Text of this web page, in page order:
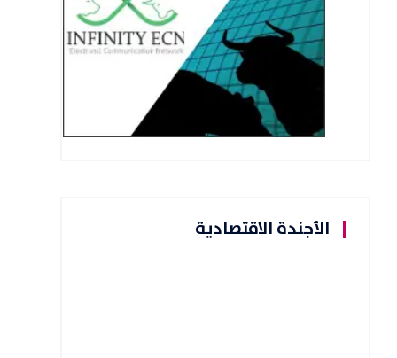
الأجندة الاقتصادية